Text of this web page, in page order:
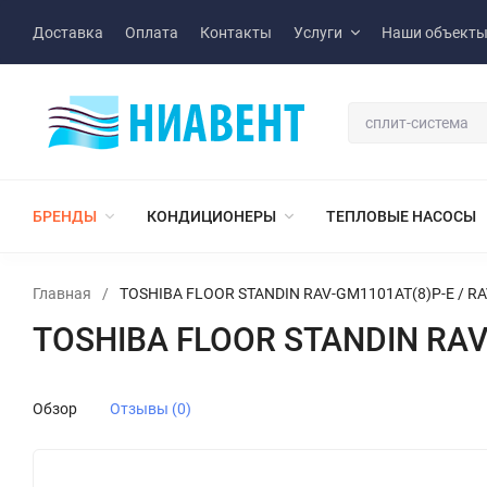
Доставка Оплата Контакты Услуги Наши объекты
БРЕНДЫ КОНДИЦИОНЕРЫ ТЕПЛОВЫЕ НАСОСЫ
Главная / TOSHIBA FLOOR STANDIN RAV-GM1101AT(8)P-E /
TOSHIBA FLOOR STANDIN
Обзор Отзывы (0)